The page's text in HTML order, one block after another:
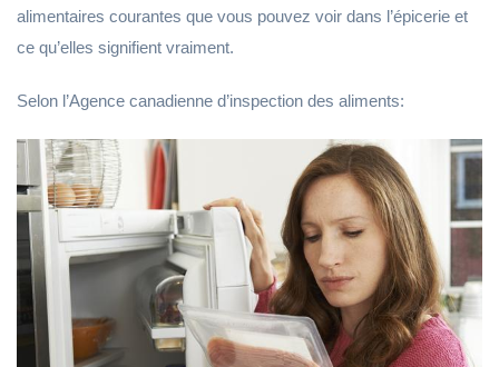
alimentaires courantes que vous pouvez voir dans l’épicerie et
ce qu’elles signifient vraiment.
Selon l’Agence canadienne d’inspection des aliments: